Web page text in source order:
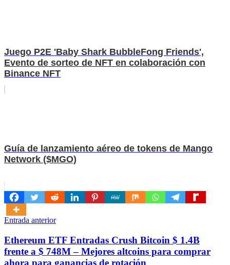
Juego P2E 'Baby Shark BubbleFong Friends',
Evento de sorteo de NFT en colaboración con
Binance NFT
Guía de lanzamiento aéreo de tokens de Mango
Network ($MGO)
Navegación
de
entradas
Entrada anterior
Ethereum ETF Entradas Crush Bitcoin $ 1.4B
frente a $ 748M – Mejores altcoins para comprar
ahora para ganancias de rotación